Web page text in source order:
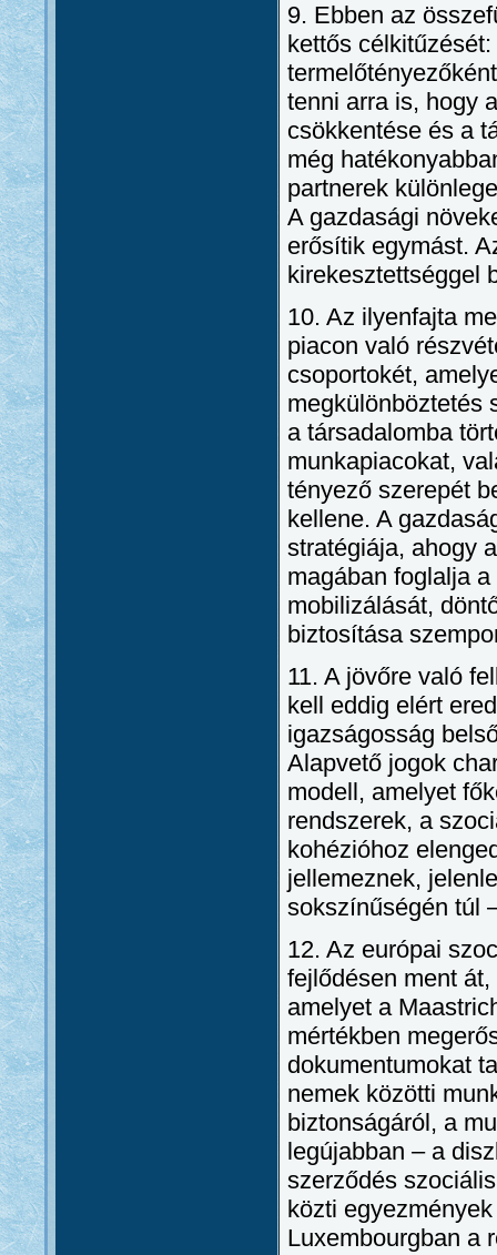
9. Ebben az
kettős
tenni arra is, hogy
csökkentése és a
még
partnerek
A gazdasági
erősítik egymást.
kirekesztettséggel
10. Az ilyenfajta
piacon való
csoportokét,
megkülönböztetés
a társadalomba
munkapiacokat,
tényező szerepét
kellene. A
stratégiája, ahogy
magában foglalja
mobilizálását,
biztosítása
11. A jövőre való
kell eddig elért
igazságosság
Alapvető jogok
modell, amelyet
rendszerek, a
kohézióhoz
jellemeznek,
sokszínűségén túl
12. Az európai
fejlődésen ment
amelyet a
mértékben
dokumentumokat
nemek közötti
biztonságáról, a
legújabban – a
szerződés
közti
Luxembourgban a